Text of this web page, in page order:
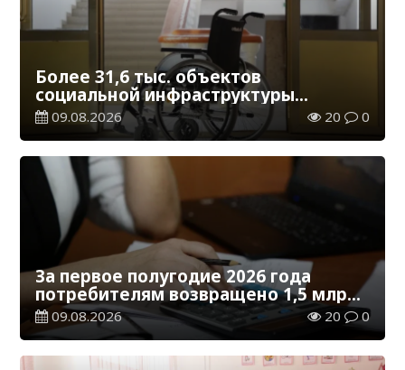
Более 31,6 тыс. объектов
социальной инфраструктуры
адаптированы для лиц с
инвалидностью
09.08.2026 20 0
За первое полугодие 2026 года
потребителям возвращено 1,5 млрд
тенге
09.08.2026 20 0